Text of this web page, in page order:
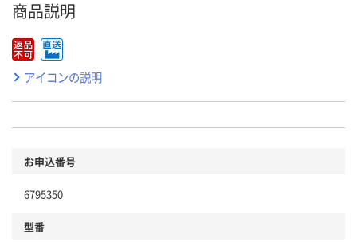
商品説明
アイコンの説明
お申込番号
6795350
型番